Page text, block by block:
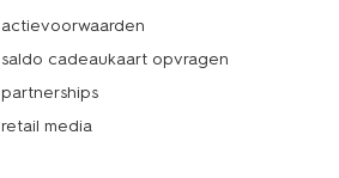
actievoorwaarden
saldo cadeaukaart opvragen
partnerships
retail media